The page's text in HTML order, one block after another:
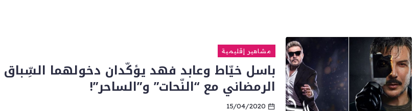
مشاهير إقليمية
باسل خيّاط وعابد فهد يؤكّدان دخولهما السِّباق
الرمضاني مع “النّحات” و”الساحر”!
15/04/2020